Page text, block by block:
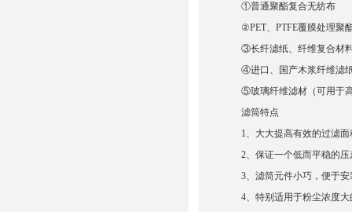
①普通聚酯复合无纺布
②PET、PTFE覆膜处理聚酯
③长纤滤纸、纤维复合材料
④进口、国产木浆纤维滤
⑤玻璃纤维滤材（可用于高
滤筒特点
1、大大提高有效的过滤面
2、保证一个低而平稳的压
3、滤筒元件小巧，便于安
4、特别适用于粉尘浓度大